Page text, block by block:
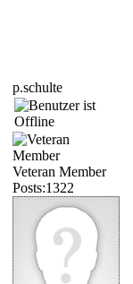
p.schulte
Veteran Member
Posts:1322